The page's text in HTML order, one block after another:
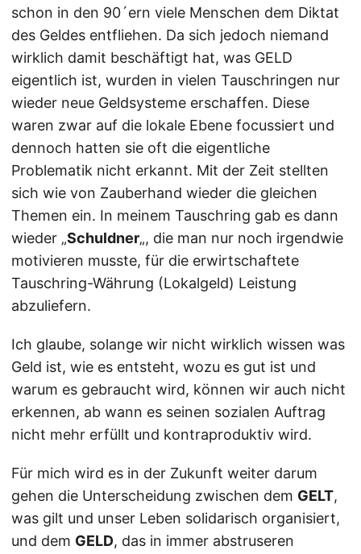
schon in den 90´ern viele Menschen dem Diktat
des Geldes entfliehen. Da sich jedoch niemand
wirklich damit beschäftigt hat, was GELD
eigentlich ist, wurden in vielen Tauschringen nur
wieder neue Geldsysteme erschaffen. Diese
waren zwar auf die lokale Ebene focussiert und
dennoch hatten sie oft die eigentliche
Problematik nicht erkannt. Mit der Zeit stellten
sich wie von Zauberhand wieder die gleichen
Themen ein. In meinem Tauschring gab es dann
wieder „Schuldner„, die man nur noch irgendwie
motivieren musste, für die erwirtschaftete
Tauschring-Währung (Lokalgeld) Leistung
abzuliefern.
Ich glaube, solange wir nicht wirklich wissen was
Geld ist, wie es entsteht, wozu es gut ist und
warum es gebraucht wird, können wir auch nicht
erkennen, ab wann es seinen sozialen Auftrag
nicht mehr erfüllt und kontraproduktiv wird.
Für mich wird es in der Zukunft weiter darum
gehen die Unterscheidung zwischen dem GELT,
was gilt und unser Leben solidarisch organisiert,
und dem GELD, das in immer abstruseren